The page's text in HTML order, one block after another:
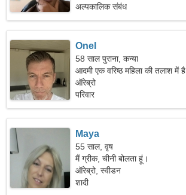
अल्पकालिक संबंध
Onel
58 साल पुराना, कन्या
आदमी एक वरिष्ठ महिला की तलाश में है
ऑरेब्रो
परिवार
Maya
55 साल, वृष
मैं ग्रीक, चीनी बोलता हूं।
ऑरेब्रो, स्वीडन
शादी